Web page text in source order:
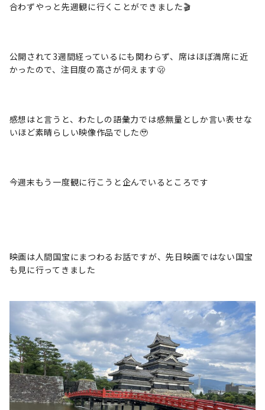
合わずやっと先週観に行くことができました🎬
公開されて3週間経っているにも関わらず、席はほぼ満席に近
かったので、注目度の高さが伺えます🫢
感想はと言うと、わたしの語彙力では感無量としか言い表せな
いほど素晴らしい映像作品でした🥹
今週末もう一度観に行こうと企んでいるところです
映画は人間国宝にまつわるお話ですが、先日映画ではない国宝
も見に行ってきました